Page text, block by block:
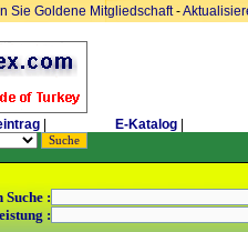
Sie Goldene Mitgliedschaft-
E-Katalog
Suche :
: